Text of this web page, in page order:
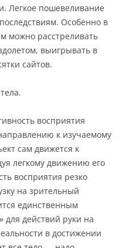
Легкое пошевеливание
Особенно в
можно расстреливать
выигрывать в
сайтов.
восприятия
к изучаемому
сам движется к
легкому движению его
восприятия резко
на зрительный
единственным
действий руки на
в достижении